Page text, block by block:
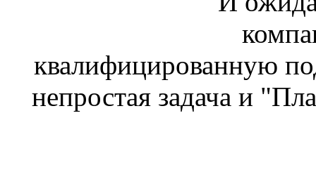
квалифицированную
непростая задача и